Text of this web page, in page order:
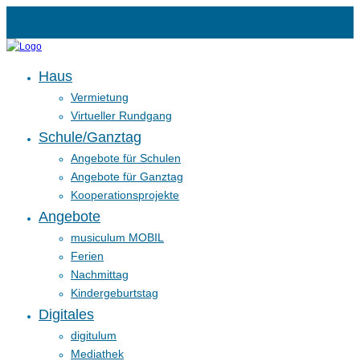
Haus
Vermietung
Virtueller Rundgang
Schule/Ganztag
Angebote für Schulen
Angebote für Ganztag
Kooperationsprojekte
Angebote
musiculum MOBIL
Ferien
Nachmittag
Kindergeburtstag
Digitales
digitulum
Mediathek